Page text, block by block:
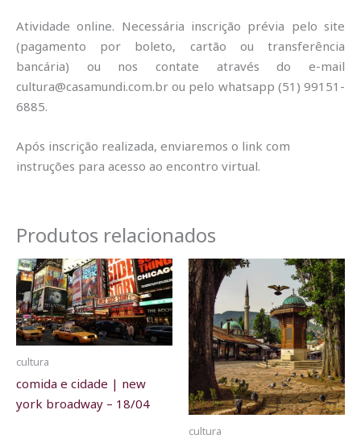
Atividade online. Necessária inscrição prévia pelo site
(pagamento por boleto, cartão ou transferência
bancária) ou nos contate através do e-mail
cultura@casamundi.com.br ou pelo whatsapp (51) 99151-
6885.
Após inscrição realizada, enviaremos o link com
instruções para acesso ao encontro virtual.
Produtos relacionados
cultura
comida e cidade | new
york broadway – 18/04
cultura